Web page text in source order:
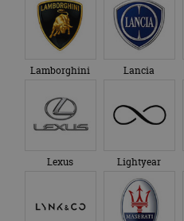
Lamborghini Lancia
Lexus Lightyear